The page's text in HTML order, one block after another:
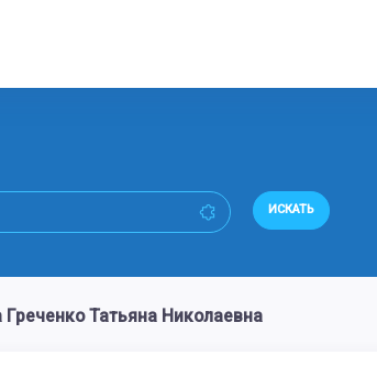
ИСКАТЬ
Греченко Татьяна Николаевна